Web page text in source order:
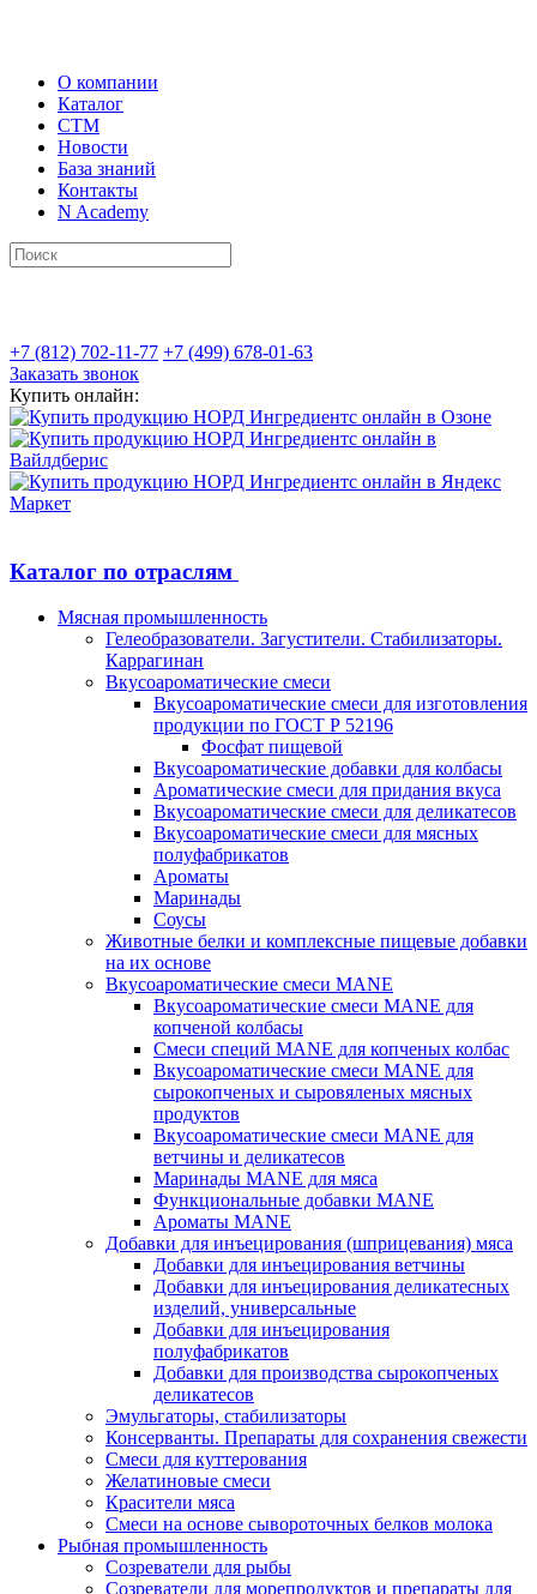
О компании
Каталог
СТМ
Новости
База знаний
Контакты
N Academy
+7 (812) 702-11-77 +7 (499) 678-01-63
Заказать звонок
Купить онлайн:
Каталог по отраслям
Мясная промышленность
Гелеобразователи. Загустители. Стабилизаторы.
Каррагинан
Вкусоароматические смеси
Вкусоароматические смеси для изготовления
продукции по ГОСТ Р 52196
Фосфат пищевой
Вкусоароматические добавки для колбасы
Ароматические смеси для придания вкуса
Вкусоароматические смеси для деликатесов
Вкусоароматические смеси для мясных
полуфабрикатов
Ароматы
Маринады
Соусы
Животные белки и комплексные пищевые добавки
на их основе
Вкусоароматические смеси MANE
Вкусоароматические смеси MANE для
копченой колбасы
Смеси специй MANE для копченых колбас
Вкусоароматические смеси MANE для
сырокопченых и сыровяленых мясных
продуктов
Вкусоароматические смеси MANE для
ветчины и деликатесов
Маринады MANE для мяса
Функциональные добавки MANE
Ароматы MANE
Добавки для инъецирования (шприцевания) мяса
Добавки для инъецирования ветчины
Добавки для инъецирования деликатесных
изделий, универсальные
Добавки для инъецирования
полуфабрикатов
Добавки для производства сырокопченых
деликатесов
Эмульгаторы, стабилизаторы
Консерванты. Препараты для сохранения свежести
Смеси для куттерования
Желатиновые смеси
Красители мяса
Смеси на основе сывороточных белков молока
Рыбная промышленность
Созреватели для рыбы
Созреватели для морепродуктов и препараты для